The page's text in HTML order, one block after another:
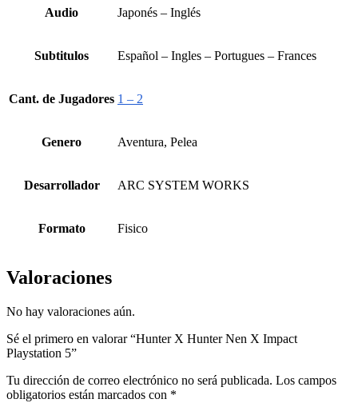
Audio Japonés – Inglés
Subtitulos Español – Ingles – Portugues – Frances
Cant. de Jugadores 1 – 2
Genero Aventura, Pelea
Desarrollador ARC SYSTEM WORKS
Formato Fisico
Valoraciones
No hay valoraciones aún.
Sé el primero en valorar “Hunter X Hunter Nen X Impact
Playstation 5”
Tu dirección de correo electrónico no será publicada. Los campos
obligatorios están marcados con *